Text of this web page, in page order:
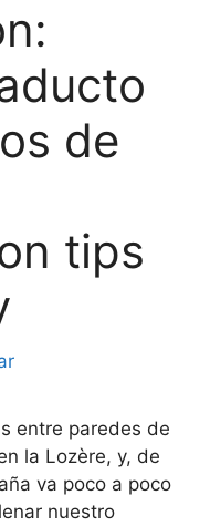
de
tips
entre paredes de
la Lozère, y, de
va poco a poco
nuestro